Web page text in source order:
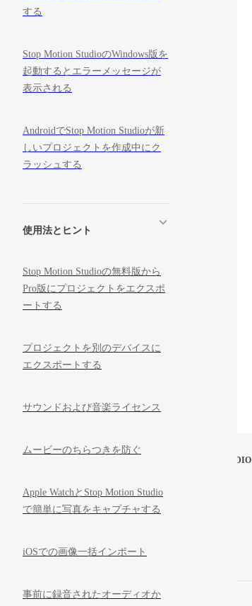
する
Stop Motion StudioのWindows版を
起動するとエラーメッセージが
表示される
AndroidでStop Motion Studioが新
しいプロジェクトを作成中にク
ラッシュする
使用法とヒント
Stop Motion Studioの無料版から
Pro版にプロジェクトをエクスポ
ートする
プロジェクトを別のデバイスに
エクスポートする
サウンドおよび音楽ライセンス
ムービーのちらつきを防ぐ
Apple WatchとStop Motion Studio
で簡単に写真をキャプチャする
iOSでの画像一括インポート
事前に録音されたオーディオか
STOP MOTION STUDIO
Education